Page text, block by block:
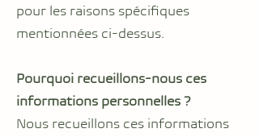
pour les raisons spécifiques
mentionnées ci-dessus.
Pourquoi recueillons-nous ces
informations personnelles ?
Nous recueillons ces informations